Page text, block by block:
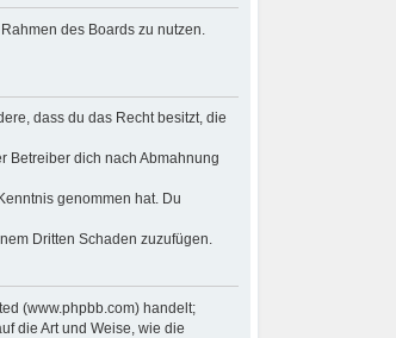
des Boards zu nutzen.
dass du das Recht besitzt, die
Betreiber dich nach Abmahnung
genommen hat. Du
Dritten Schaden zuzufügen.
(www.phpbb.com) handelt;
die Art und Weise, wie die